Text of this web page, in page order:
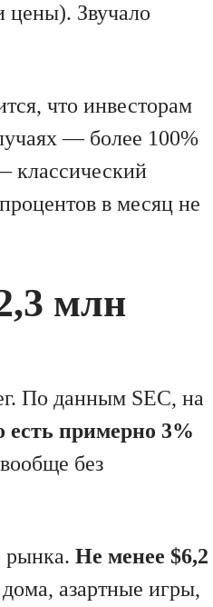
цены). Звучало
что инвесторам
— более 100%
классический
в месяц не
млн
По данным SEC, на
есть примерно 3%
без
рынка. Не менее $6,2
азартные игры,